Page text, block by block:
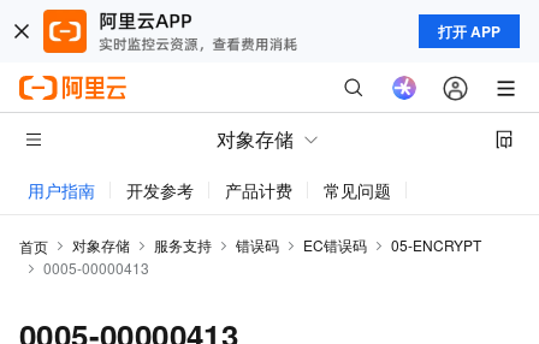
打开 APP
对象存储
用户指南 开发参考 产品计费 常见问题
首页 对象存储 服务支持 错误码 EC错误码
05-ENCRYPT
0005-00000413
0005-00000413